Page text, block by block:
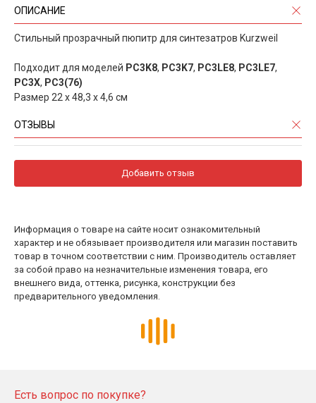
ОПИСАНИЕ
Стильный прозрачный пюпитр для синтезатров Kurzweil
Подходит для моделей PC3K8, PC3K7, PC3LE8, PC3LE7,
PC3X, PC3(76)
Размер 22 x 48,3 x 4,6 см
ОТЗЫВЫ
Добавить отзыв
Информация о товаре на сайте носит ознакомительный
характер и не обязывает производителя или магазин поставить
товар в точном соответствии с ним. Производитель оставляет
за собой право на незначительные изменения товара, его
внешнего вида, оттенка, рисунка, конструкции без
предварительного уведомления.
Есть вопрос по покупке?